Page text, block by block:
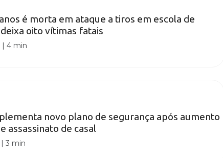
é morta em ataque a tiros em escola de
oito vítimas fatais
|4 min
novo plano de segurança após aumento
assassinato de casal
|3 min